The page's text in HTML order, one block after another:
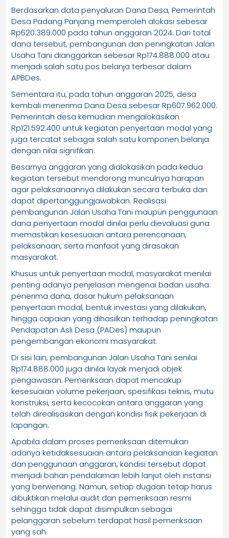
Berdasarkan data penyaluran Dana Desa, Pemerintah
Desa Padang Panjang memperoleh alokasi sebesar
Rp620.389.000 pada tahun anggaran 2024. Dari total
dana tersebut, pembangunan dan peningkatan Jalan
Usaha Tani dianggarkan sebesar Rp174.888.000 atau
menjadi salah satu pos belanja terbesar dalam
APBDes.
Sementara itu, pada tahun anggaran 2025, desa
kembali menerima Dana Desa sebesar Rp607.962.000.
Pemerintah desa kemudian mengalokasikan
Rp121.592.400 untuk kegiatan penyertaan modal yang
juga tercatat sebagai salah satu komponen belanja
dengan nilai signifikan.
Besarnya anggaran yang dialokasikan pada kedua
kegiatan tersebut mendorong munculnya harapan
agar pelaksanaannya dilakukan secara terbuka dan
dapat dipertanggungjawabkan. Realisasi
pembangunan Jalan Usaha Tani maupun penggunaan
dana penyertaan modal dinilai perlu dievaluasi guna
memastikan kesesuaian antara perencanaan,
pelaksanaan, serta manfaat yang dirasakan
masyarakat.
Khusus untuk penyertaan modal, masyarakat menilai
penting adanya penjelasan mengenai badan usaha
penerima dana, dasar hukum pelaksanaan
penyertaan modal, bentuk investasi yang dilakukan,
hingga capaian yang dihasilkan terhadap peningkatan
Pendapatan Asli Desa (PADes) maupun
pengembangan ekonomi masyarakat.
Di sisi lain, pembangunan Jalan Usaha Tani senilai
Rp174.888.000 juga dinilai layak menjadi objek
pengawasan. Pemeriksaan dapat mencakup
kesesuaian volume pekerjaan, spesifikasi teknis, mutu
konstruksi, serta kecocokan antara anggaran yang
telah direalisasikan dengan kondisi fisik pekerjaan di
lapangan.
Apabila dalam proses pemeriksaan ditemukan
adanya ketidaksesuaian antara pelaksanaan kegiatan
dan penggunaan anggaran, kondisi tersebut dapat
menjadi bahan pendalaman lebih lanjut oleh instansi
yang berwenang. Namun, setiap dugaan tetap harus
dibuktikan melalui audit dan pemeriksaan resmi
sehingga tidak dapat disimpulkan sebagai
pelanggaran sebelum terdapat hasil pemeriksaan
yang sah.